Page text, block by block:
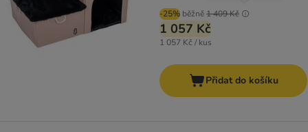
-25% běžně1 409 Kč
1 057 Kč
1 057 Kč / kus
Přidat do košíku